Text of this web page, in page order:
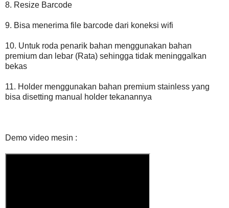
8. Resize Barcode
9. Bisa menerima file barcode dari koneksi wifi
10. Untuk roda penarik bahan menggunakan bahan
premium dan lebar (Rata) sehingga tidak meninggalkan
bekas
11. Holder menggunakan bahan premium stainless yang
bisa disetting manual holder tekanannya
Demo video mesin :